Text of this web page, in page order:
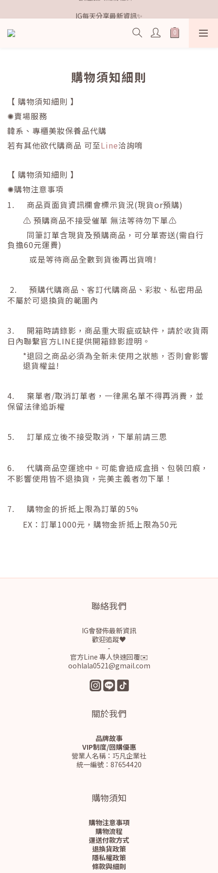
IG每天分享最新資訊✨
歡迎加入鐵粉社群🎟️
購物須知細則
【 購物須知細則 】
✺賣場服務
韓系、專櫃美妝保養品代購
若有其他欲代購商品 可至Line洽詢唷
【 購物須知細則 】
✺購物注意事項
1.
商品頁面貨資訊欄會標示貨況(現貨or預購)
⚠ 預購商品不接受催單 無法等待勿下單⚠
同筆訂單含現貨及預購商品，可分單寄送(需自行
負擔60元運費)
或是等待商品全數到貨後再出貨唷!
2.
預購代購商品、客訂代購商品、彩妝、私密用品
不屬於可退換貨的範圍內
3.
開箱時請錄影，商品重大瑕疵或缺件，請於收貨兩
日內聯繫官方LINE提供開箱錄影證明。
*退回之商品必須為全新未使用之狀態，否則會影響
退貨權益!
4. 棄單者/取消訂單者，一律黑名單不得再消費，並
保留法律追訴權
5. 訂單成立後不接受取消，下單前請三思
6.
代購商品空運途中。可能會造成盒損、包裝凹痕，
不影響使用皆不退換貨，完美主義者勿下單！
7. 購物金的折抵上限為訂單的5%
EX ：訂單1000元，購物金折抵上限為50元
聯絡我們
IG會發佈最新資訊
歡迎追蹤♥
-
官方Line 專人快速回覆✉️
oohlala0521@gmail.com
關於我們
品牌故事
VIP制度/回購優惠
營業人名稱：巧凡企業社
統一編號：87654420
購物須知
購物注意事項
購物流程
運送付款方式
退換貨政策
隱私權政策
條款與細則